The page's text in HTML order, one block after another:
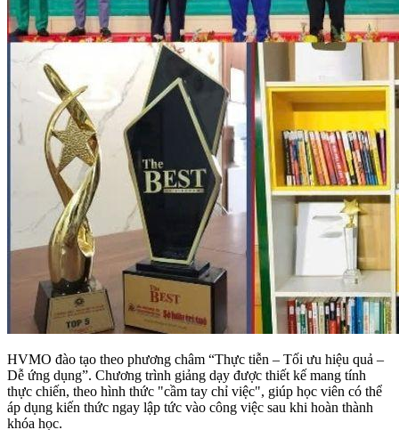
HVMO đào tạo theo phương châm “Thực tiễn – Tối ưu hiệu quả –
Dễ ứng dụng”. Chương trình giảng dạy được thiết kế mang tính
thực chiến, theo hình thức "cầm tay chỉ việc", giúp học viên có thể
áp dụng kiến thức ngay lập tức vào công việc sau khi hoàn thành
khóa học.